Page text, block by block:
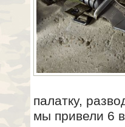
палатку,
мы привели 6